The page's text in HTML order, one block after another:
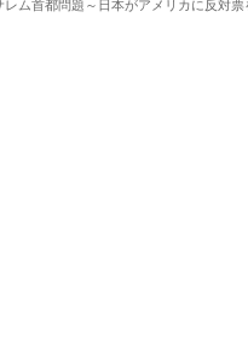
レム首都問題～日本がアメリカに反対